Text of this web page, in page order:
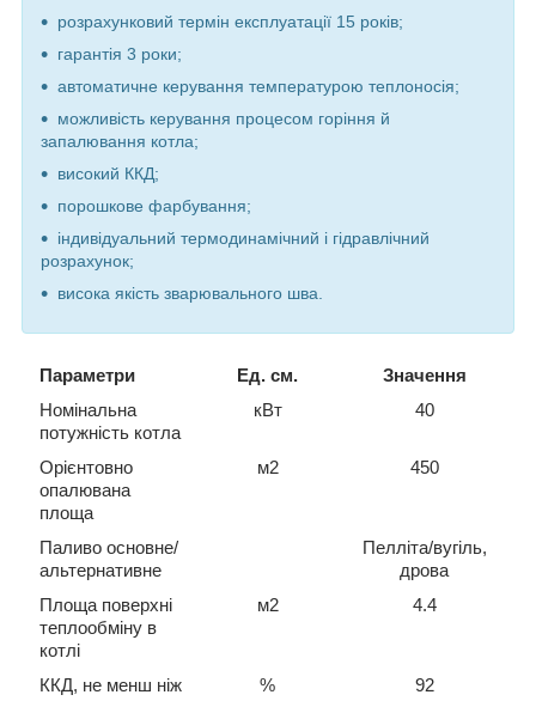
розрахунковий термін експлуатації 15 років;
гарантія 3 роки;
автоматичне керування температурою теплоносія;
можливість керування процесом горіння й
запалювання котла;
високий ККД;
порошкове фарбування;
індивідуальний термодинамічний і гідравлічний
розрахунок;
висока якість зварювального шва.
Параметри Ед. см.
Значення
Номінальна
потужність котла
кВт 40
Орієнтовно
опалювана
площа
м2 450
Паливо основне/
альтернативне
Пелліта/вугіль,
дрова
Площа поверхні
теплообміну в
котлі
м2 4.4
ККД, не менш ніж %
92